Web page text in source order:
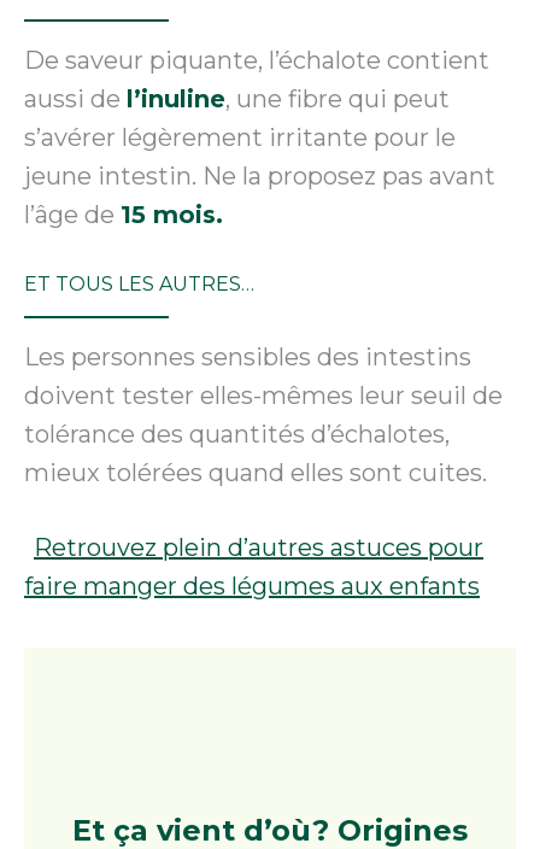
De saveur piquante, l’échalote contient
aussi de l’inuline, une fibre qui peut
s’avérer légèrement irritante pour le
jeune intestin. Ne la proposez pas avant
l’âge de 15 mois.
ET TOUS LES AUTRES…
Les personnes sensibles des intestins
doivent tester elles-mêmes leur seuil de
tolérance des quantités d’échalotes,
mieux tolérées quand elles sont cuites.
Retrouvez plein d’autres astuces pour
faire manger des légumes aux enfants
Et ça vient d’où? Origines